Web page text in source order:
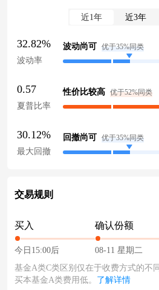
近1年 近3年
32.82%
波动率
波动尚可 优于35%同类
0.57
夏普比率
性价比较高 优于52%同类
30.12%
最大回撤
回撤尚可 优于35%同类
交易规则
买入
今日15:00后
确认份额
08-11 星期二
基金A类C类区别仅在于收费方式的不
买本基金A类费用低。 了解详情